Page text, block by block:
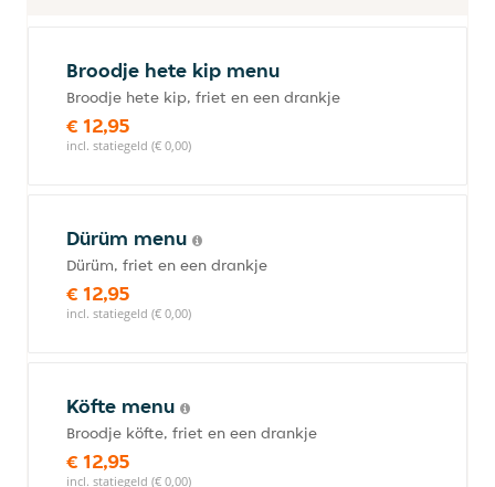
Broodje hete kip menu
Broodje hete kip, friet en een drankje
€ 12,95
incl. statiegeld (€ 0,00)
Dürüm menu
Dürüm, friet en een drankje
€ 12,95
incl. statiegeld (€ 0,00)
Köfte menu
Broodje köfte, friet en een drankje
€ 12,95
incl. statiegeld (€ 0,00)